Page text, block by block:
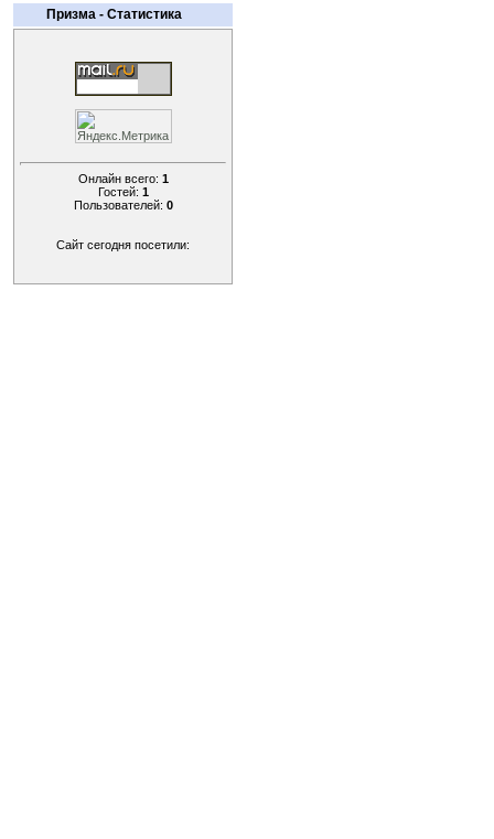
Призма - Статистика
Онлайн всего: 1
Гостей: 1
Пользователей: 0
Сайт сегодня посетили: